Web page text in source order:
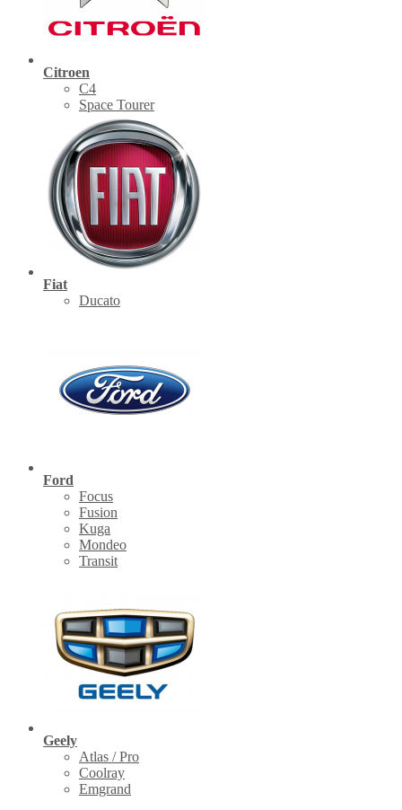
Citroen
C4
Space Tourer
Fiat
Ducato
Ford
Focus
Fusion
Kuga
Mondeo
Transit
Geely
Atlas / Pro
Coolray
Emgrand